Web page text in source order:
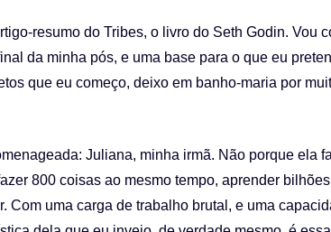
resumo do Tribes, o livro do Seth Godin. Vou
da minha pós, e uma base para o que eu
que eu começo, deixo em banho-maria por
Juliana, minha irmã. Não porque ela
800 coisas ao mesmo tempo, aprender
Com uma carga de trabalho brutal, e uma